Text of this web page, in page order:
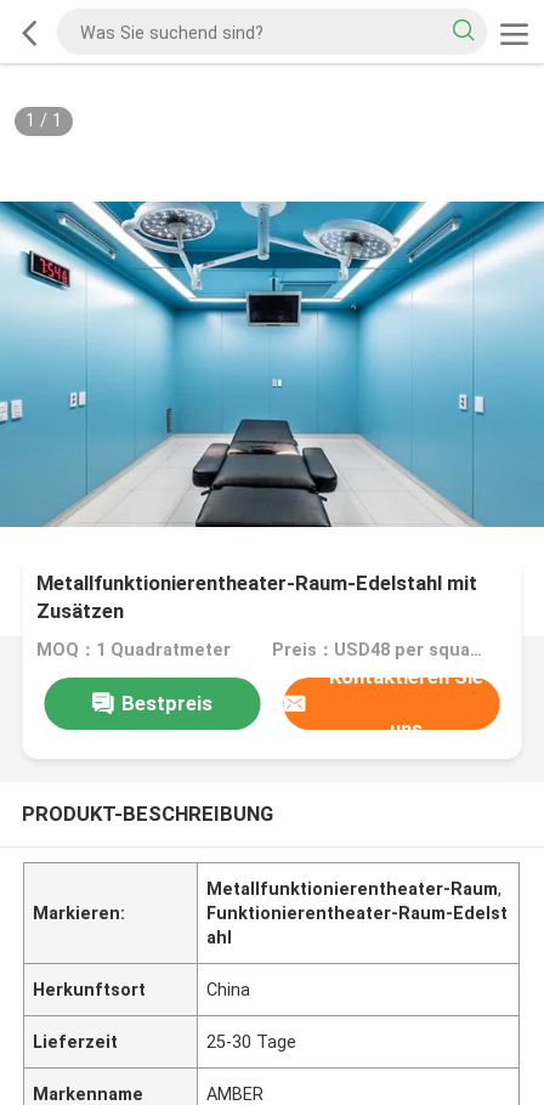
1 / 1
Metallfunktionierentheater-Raum-Edelstahl mit
Zusätzen
MOQ：1 Quadratmeter Preis：USD48 per square meter
Bestpreis
Kontaktieren Sie
uns
PRODUKT-BESCHREIBUNG
Markieren:
Metallfunktionierentheater-Raum,
Funktionierentheater-Raum-Edelst
ahl
Herkunftsort China
Lieferzeit 25-30 Tage
Markenname AMBER